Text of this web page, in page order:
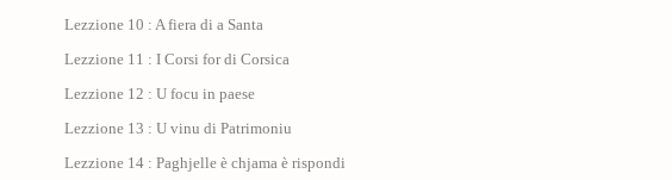
Lezzione 10 : A fiera di a Santa
Lezzione 11 : I Corsi for di Corsica
Lezzione 12 : U focu in paese
Lezzione 13 : U vinu di Patrimoniu
Lezzione 14 : Paghjelle è chjama è rispondi